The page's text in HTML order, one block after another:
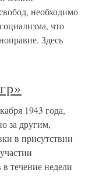
необходимо
что
Здесь
1943 года,
за другим,
в присутствии
течение недели